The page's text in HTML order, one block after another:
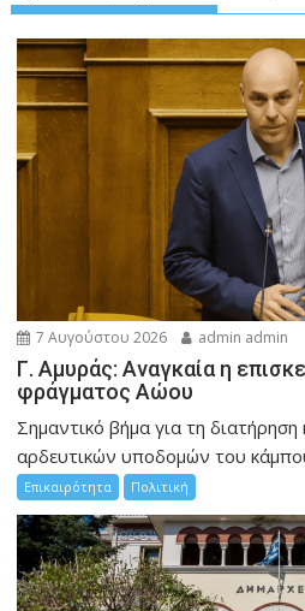
7 Αυγούστου 2026 admin admin
Γ. Αμυράς: Αναγκαία η
φράγματος Αώου
Σημαντικό βήμα για τη
αρδευτικών υποδομών του
Επικαιρότητα Πολιτική